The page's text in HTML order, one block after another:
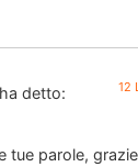
ha detto: 12
tue parole,